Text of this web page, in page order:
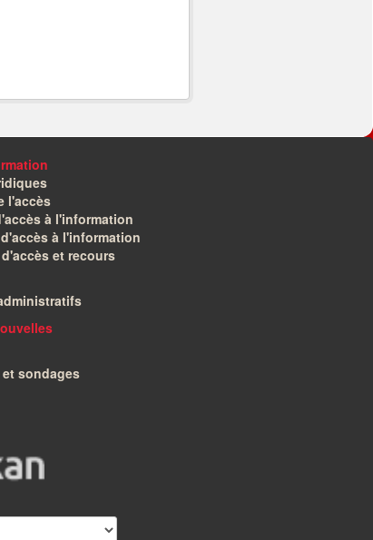
l'accès
à l'information
à l'information
d'accès et recours
sondages